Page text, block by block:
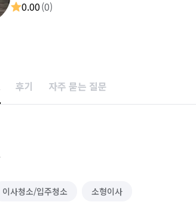
0.00(0)
후기 자주 묻는 질문
이사청소/입주청소 소형이사